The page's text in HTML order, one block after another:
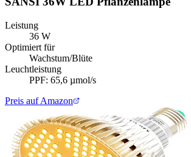
Leistung
36 W
Optimiert für
Wachstum/Blüte
Leuchtleistung
PPF: 65,6 µmol/s
Preis auf Amazon